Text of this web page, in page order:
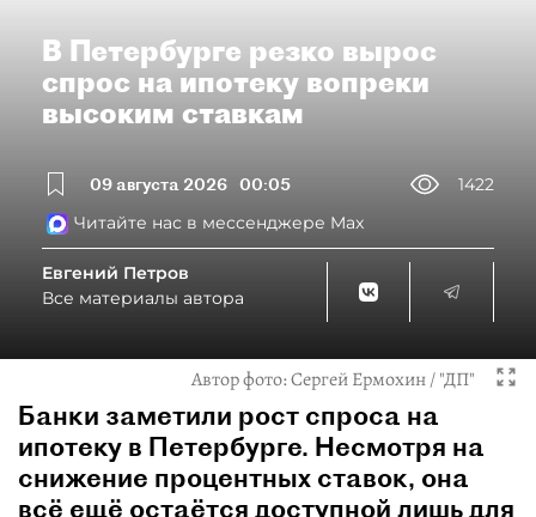
В Петербурге резко вырос
спрос на ипотеку вопреки
высоким ставкам
09 августа 2026 00:05
1422
Читайте нас в мессенджере Max
Евгений Петров
Все материалы автора
Автор фото:Сергей Ермохин / "ДП"
Банки заметили рост спроса на
ипотеку в Петербурге. Несмотря на
снижение процентных ставок, она
всё ещё остаётся доступной лишь для